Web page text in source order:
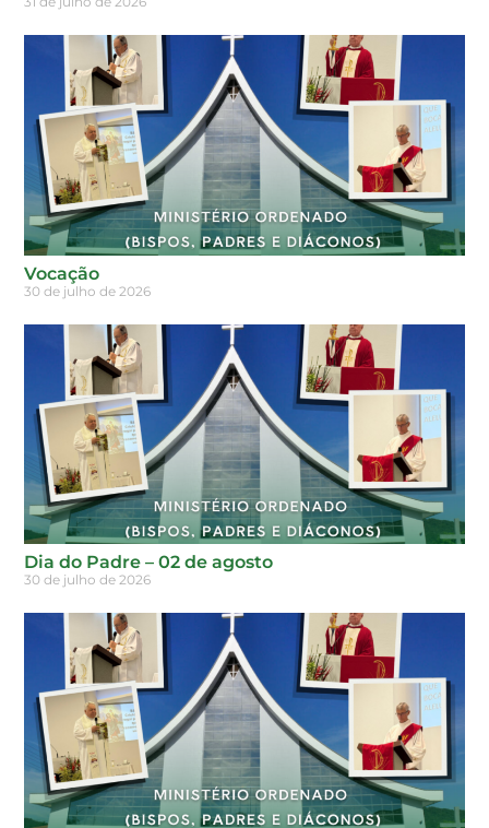
Vocação
30 de julho de 2026
Dia do Padre – 02 de agosto
30 de julho de 2026